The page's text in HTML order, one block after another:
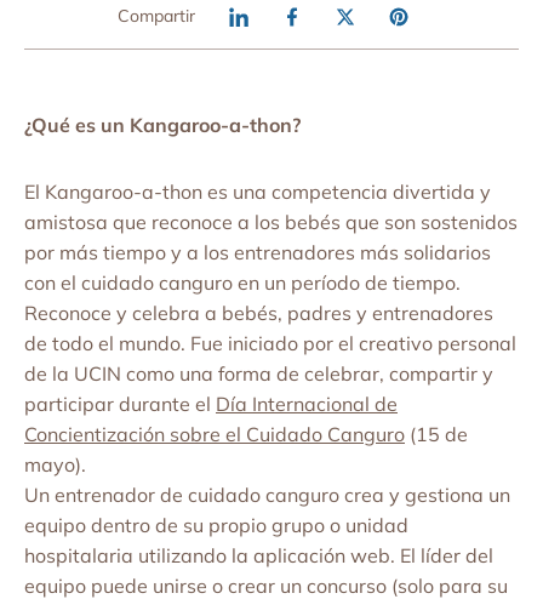
Compartir
¿Qué es un Kangaroo-a-thon?
El Kangaroo-a-thon es una competencia divertida y
amistosa que reconoce a los bebés que son sostenidos
por más tiempo y a los entrenadores más solidarios
con el cuidado canguro en un período de tiempo.
Reconoce y celebra a bebés, padres y entrenadores
de todo el mundo. Fue iniciado por el creativo personal
de la UCIN como una forma de celebrar, compartir y
participar durante el Día Internacional de
Concientización sobre el Cuidado Canguro (15 de
mayo).
Un entrenador de cuidado canguro crea y gestiona un
equipo dentro de su propio grupo o unidad
hospitalaria utilizando la aplicación web. El líder del
equipo puede unirse o crear un concurso (solo para su